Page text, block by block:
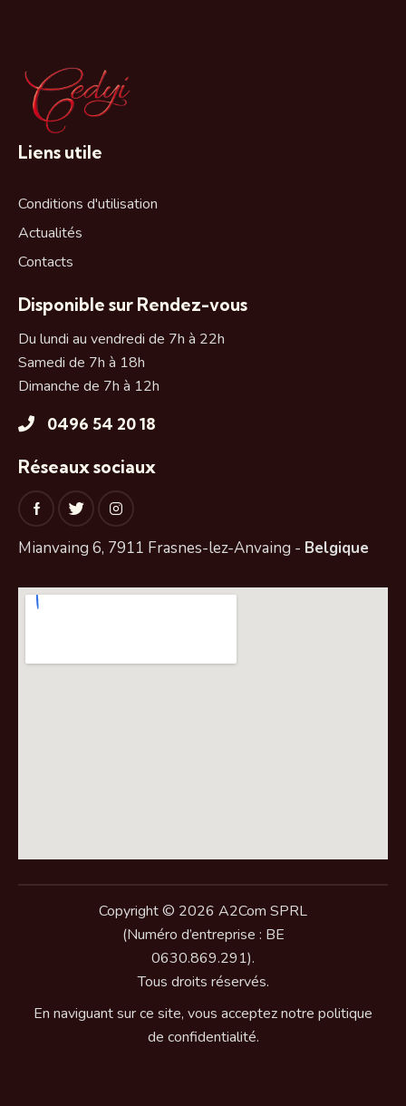
Liens utile
Conditions d'utilisation
Actualités
Contacts
Disponible sur Rendez-vous
Du lundi au vendredi de 7h à 22h
Samedi de 7h à 18h
Dimanche de 7h à 12h
0496 54 20 18
Réseaux sociaux
Mianvaing 6, 7911 Frasnes-lez-Anvaing - Belgique
Copyright © 2026 A2Com SPRL
(Numéro d’entreprise : BE
0630.869.291).
Tous droits réservés.
En naviguant sur ce site, vous acceptez notre politique
de confidentialité.